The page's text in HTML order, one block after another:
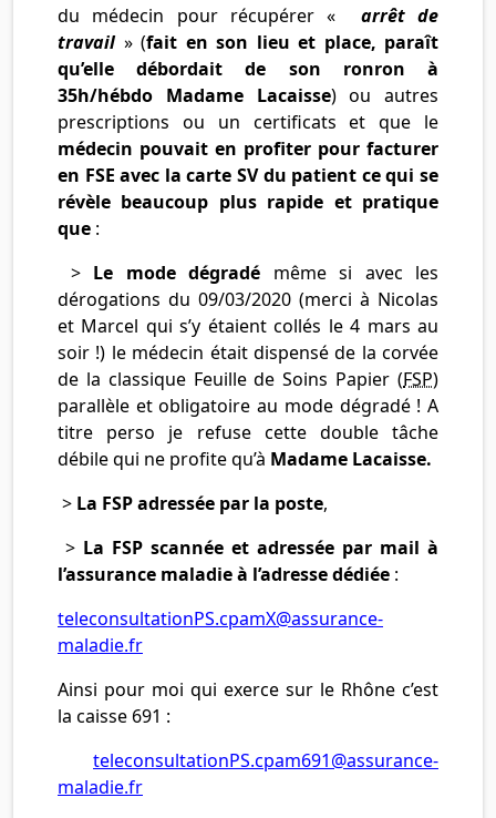
du médecin pour récupérer «
arrêt de
travail» (fait en son lieu et place, paraît
qu’elle débordait de son ronron à
35h/hébdo Madame Lacaisse) ou autres
prescriptions ou un certificats et que le
médecin pouvait en profiter pour facturer
en FSE avec la carte SV du patient ce qui se
révèle beaucoup plus rapide et pratique
que :
> Le mode dégradé même si avec les
dérogations du 09/03/2020 (merci à Nicolas
et Marcel qui s’y étaient collés le 4 mars au
soir !) le médecin était dispensé de la corvée
de la classique Feuille de Soins Papier (FSP)
parallèle et obligatoire au mode dégradé ! A
titre perso je refuse cette double tâche
débile qui ne profite qu’à Madame Lacaisse.
> La FSP adressée par la poste,
> La FSP scannée et adressée par mail à
l’assurance maladie à l’adresse dédiée :
teleconsultationPS.cpamX@assurance-
maladie.fr
Ainsi pour moi qui exerce sur le Rhône c’est
la caisse 691 :
teleconsultationPS.cpam691@assurance-
maladie.fr